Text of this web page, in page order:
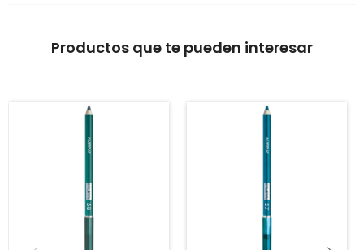
Productos que te pueden interesar